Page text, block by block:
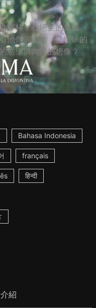
森林，在絕美的畫面
他們前進的，是曖昧的
慾望與肉體的想像？
Bahasa Indonesia
français
हिन्दी
紹